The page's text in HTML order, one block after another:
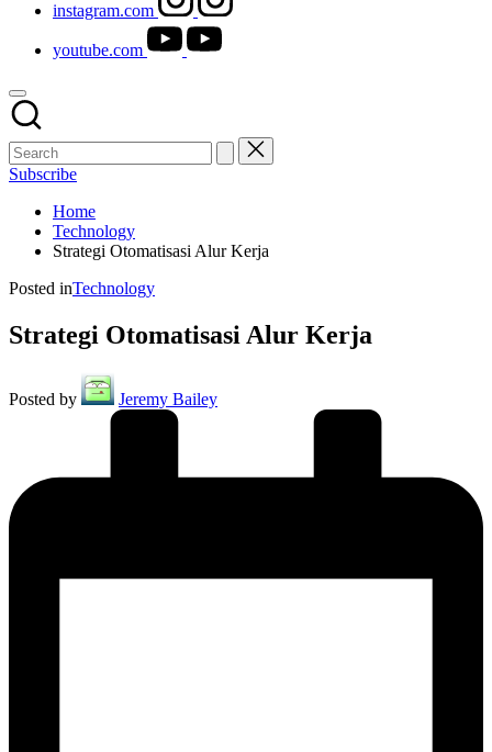
instagram.com
youtube.com
Subscribe
Home
Technology
Strategi Otomatisasi Alur Kerja
Posted inTechnology
Strategi Otomatisasi Alur Kerja
Posted by Jeremy Bailey